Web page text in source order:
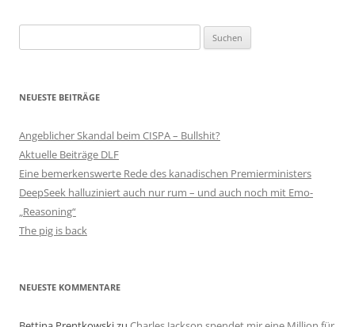
nach:
NEUESTE BEITRÄGE
Angeblicher Skandal beim CISPA – Bullshit?
Aktuelle Beiträge DLF
Eine bemerkenswerte Rede des kanadischen Premierministers
DeepSeek halluziniert auch nur rum – und auch noch mit Emo-
„Reasoning“
The pig is back
NEUESTE KOMMENTARE